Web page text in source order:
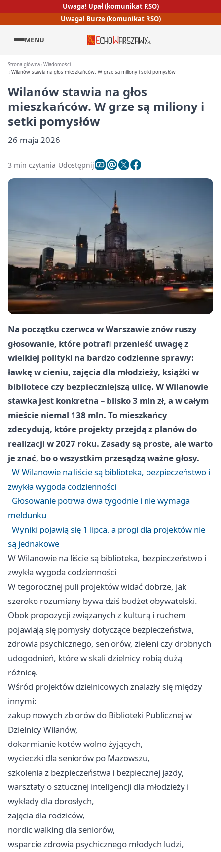
Uwaga! Upał (komunikat RSO)
Uwaga! Burze (komunikat RSO)
MENU
Strona główna Wiadomości
Wilanów stawia na głos mieszkańców. W grze są miliony i setki pomysłów
Wilanów stawia na głos
mieszkańców. W grze są miliony i
setki pomysłów
26 maja 2026
3 min czytania Udostępnij
Na początku czerwca w Warszawie znów ruszy
głosowanie, które potrafi przenieść uwagę z
wielkiej polityki na bardzo codzienne sprawy:
ławkę w cieniu, zajęcia dla młodzieży, książki w
bibliotece czy bezpieczniejszą ulicę. W Wilanowie
stawka jest konkretna – blisko 3 mln zł, a w całym
mieście niemal 138 mln. To mieszkańcy
zdecydują, które projekty przejdą z planów do
realizacji w 2027 roku. Zasady są proste, ale warto
je znać, bo o wszystkim przesądzą ważne głosy.
W Wilanowie na liście są biblioteka, bezpieczeństwo i
zwykła wygoda codzienności
Głosowanie potrwa dwa tygodnie i nie wymaga
meldunku
Wyniki pojawią się 1 lipca, a progi dla projektów nie
są jednakowe
W Wilanowie na liście są biblioteka, bezpieczeństwo i
zwykła wygoda codzienności
W tegorocznej puli projektów widać dobrze, jak
szeroko rozumiany bywa dziś budżet obywatelski.
Obok propozycji związanych z kulturą i ruchem
pojawiają się pomysły dotyczące bezpieczeństwa,
zdrowia psychicznego, seniorów, zieleni czy drobnych
udogodnień, które w skali dzielnicy robią dużą
różnicę.
Wśród projektów dzielnicowych znalazły się między
innymi:
zakup nowych zbiorów do Biblioteki Publicznej w
Dzielnicy Wilanów,
dokarmianie kotów wolno żyjących,
wycieczki dla seniorów po Mazowszu,
szkolenia z bezpieczeństwa i bezpiecznej jazdy,
warsztaty o sztucznej inteligencji dla młodzieży i
wykłady dla dorosłych,
zajęcia dla rodziców,
nordic walking dla seniorów,
wsparcie zdrowia psychicznego młodych ludzi,